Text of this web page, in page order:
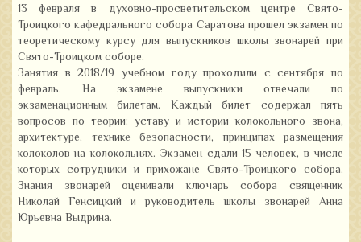
13 февраля в духовно-просветительском центре Свято-
Троицкого кафедрального собора Саратова прошел экзамен по
теоретическому курсу для выпускников школы звонарей при
Свято-Троицком соборе.
Занятия в 2018/19 учебном году проходили с сентября по
февраль. На экзамене выпускники отвечали по
экзаменационным билетам. Каждый билет содержал пять
вопросов по теории: уставу и истории колокольного звона,
архитектуре, технике безопасности, принципах размещения
колоколов на колокольнях. Экзамен сдали 15 человек, в числе
которых сотрудники и прихожане Свято-Троицкого собора.
Знания звонарей оценивали ключарь собора священник
Николай Генсицкий и руководитель школы звонарей Анна
Юрьевна Выдрина.